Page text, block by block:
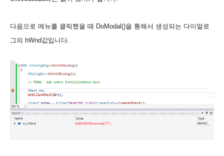
다음으로 메뉴를 클릭했을 때 DoModal()을 통해서 생성되는 다이얼로
그의 hWnd값입니다.